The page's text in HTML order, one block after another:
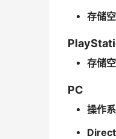
存储
存储
PC
操作